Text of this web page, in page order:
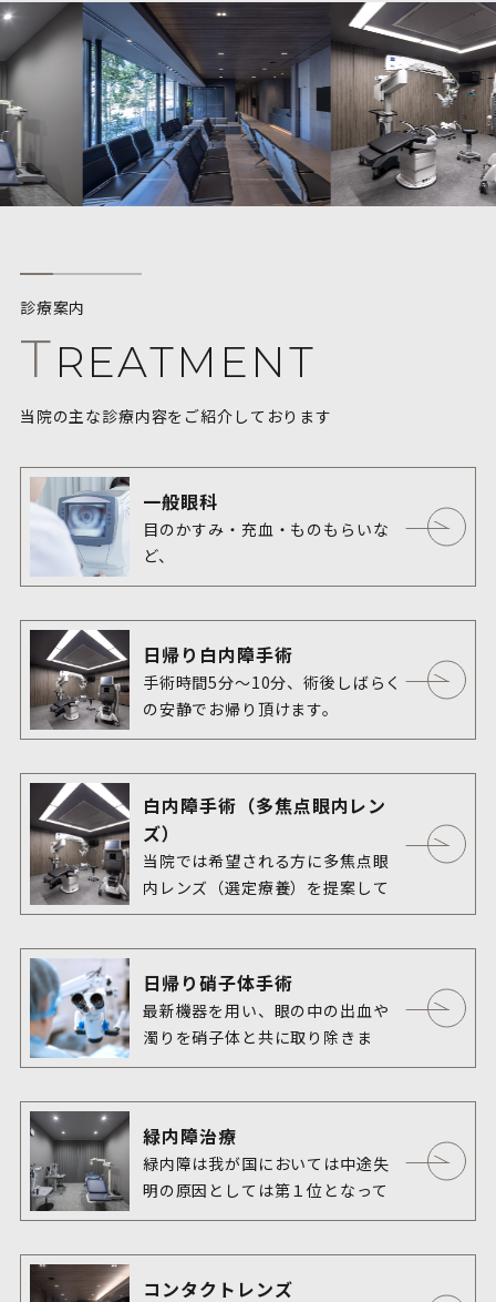
診療案内
TREATMENT
当院の主な診療内容をご紹介しております
一般眼科
目のかすみ・充血・ものもらいな
ど、
どのようなお悩みもご相談くださ
日帰り白内障手術
手術時間5分〜10分、術後しばらく
の安静でお帰り頂けます。
白内障手術（多焦点眼内レン
ズ）
当院では希望される方に多焦点眼
内レンズ（選定療養）を提案して
います。
日帰り硝子体手術
最新機器を用い、眼の中の出血や
濁りを硝子体と共に取り除きま
す。
緑内障治療
緑内障は我が国においては中途失
明の原因としては第１位となって
います。2000年頃に岐阜県多治見
以上の男女で約5 %でした。つま
コンタクトレンズ